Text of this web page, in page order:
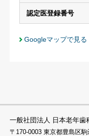
認定医登録番号
Googleマップで見る
一般社団法人 日本老年歯
〒170-0003 東京都豊島区